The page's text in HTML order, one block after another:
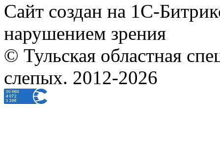
Сайт создан на 1С-
нарушением зрения
© Тульская областная
слепых. 2012-2026